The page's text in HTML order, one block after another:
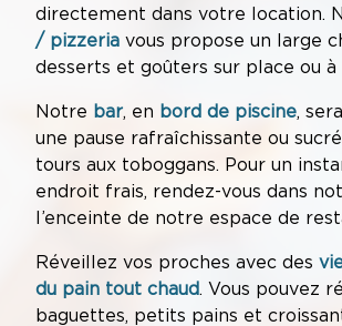
directement dans votre location.
/ pizzeria vous propose un large
desserts et goûters sur place ou
Notre bar, en bord de piscine,
une pause rafraîchissante ou
tours aux toboggans. Pour un
endroit frais, rendez-vous dans
l’enceinte de notre espace de
Réveillez vos proches avec des
du pain tout chaud. Vous pouvez
baguettes, petits pains et